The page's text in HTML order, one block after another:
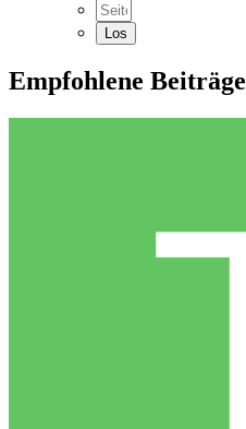
Empfohlene Beiträge